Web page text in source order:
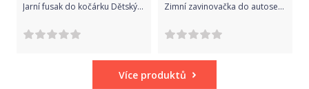
Jarní fusak do kočárku Dětský svět béžový medvídek Zimní zavinovačka do autosedačky Dětský svět fleece/bavlna žlutá
Více produktů